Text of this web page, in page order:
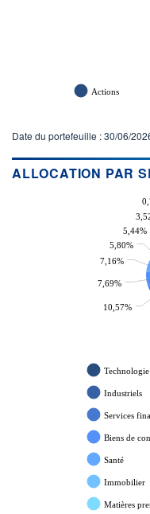
Actions
Date du portefeuille : 30/06/
ALLOCATION PAR
10,57%
7,69%
7,16%
5,80%
5,44%
Technologie
Industriels
Services
Biens de
Santé
Immobilier
Matières